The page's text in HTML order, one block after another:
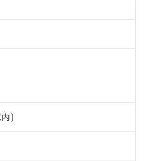
)
の取引・商談に必要な範囲で利用す
利用に関して"
きます。
、過去に遡って非含有を証明するも
応では、対応完了までの期間は出
ことから、特段のことがない限り、
に漏えいし、環境に深刻な影響を
ください。
開していない機種